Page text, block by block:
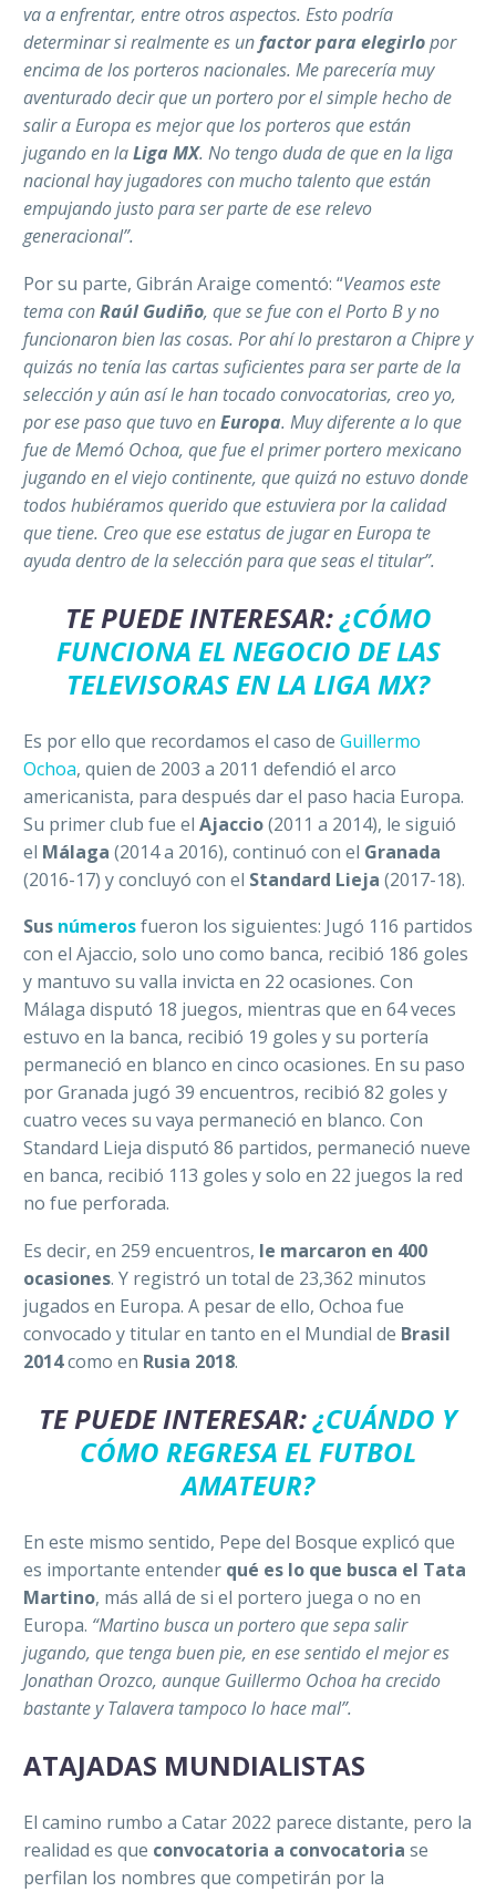
va a enfrentar, entre otros aspectos. Esto podría
determinar si realmente es unfactor para elegirlopor
encima de los porteros nacionales. Me parecería muy
aventurado decir que un portero por el simple hecho de
salir a Europa es mejor que los porteros que están
jugando en laLiga MX. No tengo duda de que en la liga
nacional hay jugadores con mucho talento que están
empujando justo para ser parte de ese relevo
generacional”.
Por su parte, Gibrán Araige comentó: “Veamos este
tema conRaúl Gudiño, que se fue con el Porto B y no
funcionaron bien las cosas. Por ahí lo prestaron a Chipre y
quizás no tenía las cartas suficientes para ser parte de la
selección y aún así le han tocado convocatorias, creo yo,
por ese paso que tuvo enEuropa. Muy diferente a lo que
fue de ´Memo´ Ochoa, que fue el primer portero mexicano
jugando en el viejo continente, que quizá no estuvo donde
todos hubiéramos querido que estuviera por la calidad
que tiene. Creo que ese estatus de jugar en Europa te
ayuda dentro de la selección para que seas el titular”.
TE PUEDE INTERESAR:¿CÓMO
FUNCIONA EL NEGOCIO DE LAS
TELEVISORAS EN LA LIGA MX?
Es por ello que recordamos el caso de Guillermo
Ochoa, quien de 2003 a 2011 defendió el arco
americanista, para después dar el paso hacia Europa.
Su primer club fue el Ajaccio(2011 a 2014), le siguió
el Málaga (2014 a 2016), continuó con el Granada
(2016-17) y concluyó con el Standard Lieja (2017-18).
Sus númerosfueron los siguientes: Jugó 116 partidos
con el Ajaccio, solo uno como banca, recibió 186 goles
y mantuvo su valla invicta en 22 ocasiones. Con
Málaga disputó 18 juegos, mientras que en 64 veces
estuvo en la banca, recibió 19 goles y su portería
permaneció en blanco en cinco ocasiones. En su paso
por Granada jugó 39 encuentros, recibió 82 goles y
cuatro veces su vaya permaneció en blanco. Con
Standard Lieja disputó 86 partidos, permaneció nueve
en banca, recibió 113 goles y solo en 22 juegos la red
no fue perforada.
Es decir, en 259 encuentros, le marcaron en 400
ocasiones. Y registró un total de 23,362 minutos
jugados en Europa. A pesar de ello, Ochoa fue
convocado y titular en tanto en el Mundial de Brasil
2014como en Rusia 2018.
TE PUEDE INTERESAR:¿CUÁNDO Y
CÓMO REGRESA EL FUTBOL
AMATEUR?
En este mismo sentido, Pepe del Bosque explicó que
es importante entender qué es lo que busca el Tata
Martino, más allá de si el portero juega o no en
Europa. “Martino busca un portero que sepa salir
jugando, que tenga buen pie, en ese sentido el mejor es
Jonathan Orozco, aunque Guillermo Ochoa ha crecido
bastante y Talavera tampoco lo hace mal”.
ATAJADAS MUNDIALISTAS
El camino rumbo a Catar 2022 parece distante, pero la
realidad es que convocatoria a convocatoria se
perfilan los nombres que competirán por la